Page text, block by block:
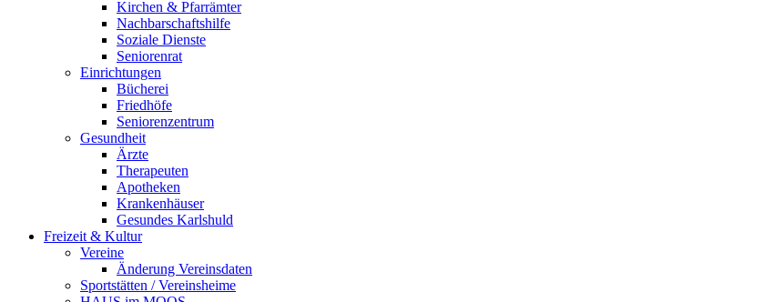
Kirchen & Pfarrämter
Nachbarschaftshilfe
Soziale Dienste
Seniorenrat
Einrichtungen
Bücherei
Friedhöfe
Seniorenzentrum
Gesundheit
Ärzte
Therapeuten
Apotheken
Krankenhäuser
Gesundes Karlshuld
Freizeit & Kultur
Vereine
Änderung Vereinsdaten
Sportstätten / Vereinsheime